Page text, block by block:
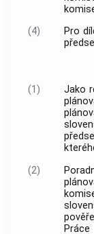
(4)
Pro
(1)
Jako
(2)